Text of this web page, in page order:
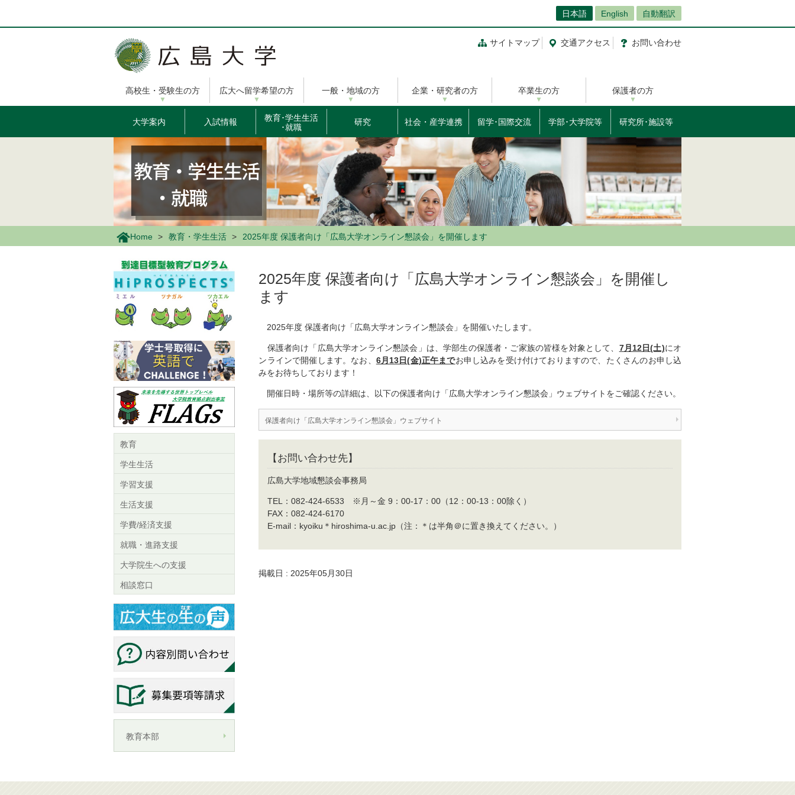
ン
に
日本語 English 自動翻訳
サイトマップ 交通アクセス お問い合わせ
高校生・受験生の方 広大へ留学希望の方 一般・地域の方 企業・研究者の方 卒業生の方 保護者の方
大学案内 入試情報
教育･学生生活
･就職
研究 社会・産学連携 留学･国際交流 学部･大学院等 研究所･施設等
Home 教育・学生生活 2025年度 保護者向け「広島大学オンライン懇談会」を開催します
2025年度 保護者向け「広島大学オンライン懇談会」を開催し
ます
2025年度 保護者向け「広島大学オンライン懇談会」を開催いたします。
保護者向け「広島大学オンライン懇談会」は、学部生の保護者・ご家族の皆様を対象として、 7月12日(土)にオ
ンラインで開催します。なお、 6月13日(金)正午までお申し込みを受け付けておりますので、たくさんのお申し込
みをお待ちしております！
開催日時・場所等の詳細は、以下の保護者向け「広島大学オンライン懇談会」ウェブサイトをご確認ください。
保護者向け「広島大学オンライン懇談会」ウェブサイト
【お問い合わせ先】
広島大学地域懇談会事務局
TEL：082-424-6533 ※月～金 9：00-17：00（12：00-13：00除く）
FAX：082-424-6170
E-mail：kyoiku＊hiroshima-u.ac.jp（注：＊は半角＠に置き換えてください。）
掲載日 : 2025年05月30日
教育
学生生活
学習支援
生活支援
学費/経済支援
就職・進路支援
大学院生への支援
相談窓口
教育本部